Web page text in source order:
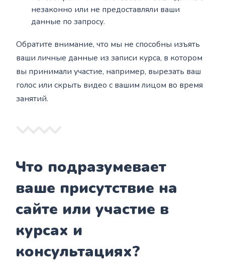
незаконно или не предоставляли ваши
данные по запросу.
Обратите внимание, что мы не способны изъять
ваши личные данные из записи курса, в котором
вы принимали участие, например, вырезать ваш
голос или скрыть видео с вашим лицом во время
занятий.
Что подразумевает
ваше присутствие на
сайте или участие в
курсах и
консультациях?